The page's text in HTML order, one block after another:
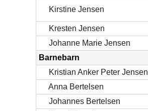
Kirstine Jensen
Kresten Jensen
Johanne Marie Jensen
Barnebarn
Kristian Anker Peter Jensen
Anna Bertelsen
Johannes Bertelsen